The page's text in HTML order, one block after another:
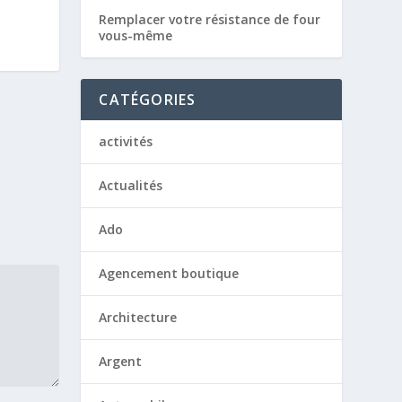
Remplacer votre résistance de four
vous-même
CATÉGORIES
activités
Actualités
Ado
Agencement boutique
Architecture
Argent